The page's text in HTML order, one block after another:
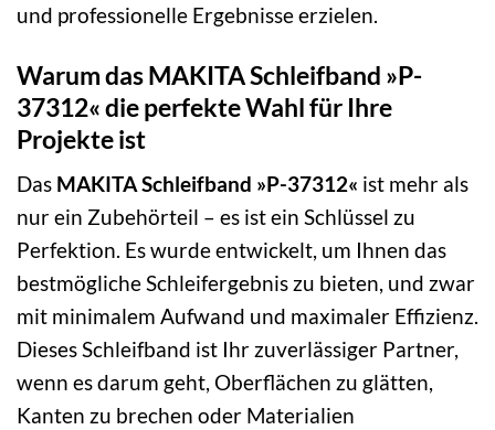
und professionelle Ergebnisse erzielen.
Warum das MAKITA Schleifband »P-
37312« die perfekte Wahl für Ihre
Projekte ist
Das MAKITA Schleifband »P-37312« ist mehr als
nur ein Zubehörteil – es ist ein Schlüssel zu
Perfektion. Es wurde entwickelt, um Ihnen das
bestmögliche Schleifergebnis zu bieten, und zwar
mit minimalem Aufwand und maximaler Effizienz.
Dieses Schleifband ist Ihr zuverlässiger Partner,
wenn es darum geht, Oberflächen zu glätten,
Kanten zu brechen oder Materialien